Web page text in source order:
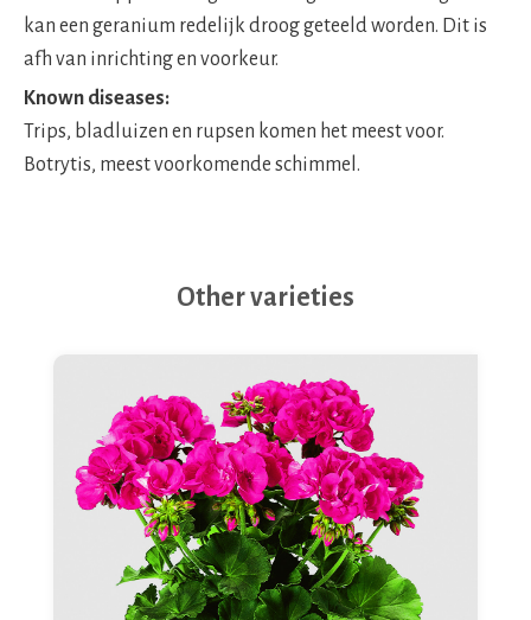
kan een geranium redelijk droog geteeld worden. Dit is
afh van inrichting en voorkeur.
Known diseases:
Trips, bladluizen en rupsen komen het meest voor.
Botrytis, meest voorkomende schimmel.
Other varieties